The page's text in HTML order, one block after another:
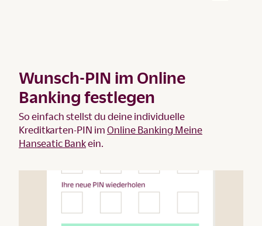
Wunsch-PIN im Online
Banking festlegen
So einfach stellst du deine individuelle
Kreditkarten-PIN im Online Banking Meine
Hanseatic Bankein.